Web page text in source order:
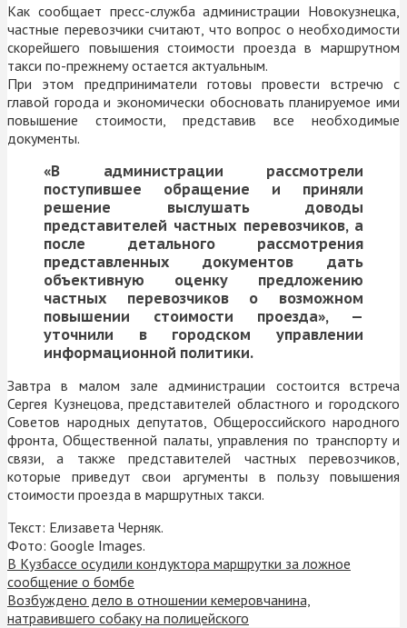
Как сообщает пресс-служба администрации Новокузнецка,
частные перевозчики считают, что вопрос о необходимости
скорейшего повышения стоимости проезда в маршрутном
такси по-прежнему остается актуальным.
При этом предприниматели готовы провести встречю с
главой города и экономически обосновать планируемое ими
повышение стоимости, представив все необходимые
документы.
«В администрации рассмотрели
поступившее обращение и приняли
решение выслушать доводы
представителей частных перевозчиков, а
после детального рассмотрения
представленных документов дать
объективную оценку предложению
частных перевозчиков о возможном
повышении стоимости проезда», —
уточнили в городском управлении
информационной политики.
Завтра в малом зале администрации состоится встреча
Сергея Кузнецова, представителей областного и городского
Советов народных депутатов, Общероссийского народного
фронта, Общественной палаты, управления по транспорту и
связи, а также представителей частных перевозчиков,
которые приведут свои аргументы в пользу повышения
стоимости проезда в маршрутных такси.
Текст: Елизавета Черняк.
Фото: Google Images.
В Кузбассе осудили кондуктора маршрутки за ложное
сообщение о бомбе
Возбуждено дело в отношении кемеровчанина,
натравившего собаку на полицейского